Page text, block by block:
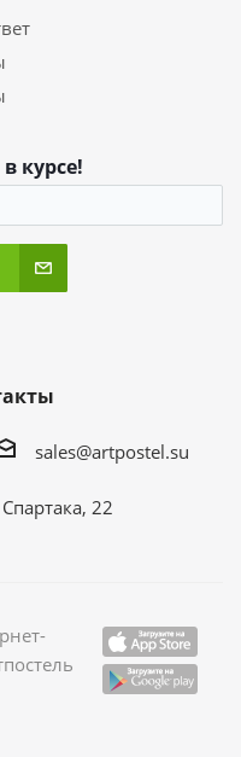
курсе!
sales@artpostel.su
22